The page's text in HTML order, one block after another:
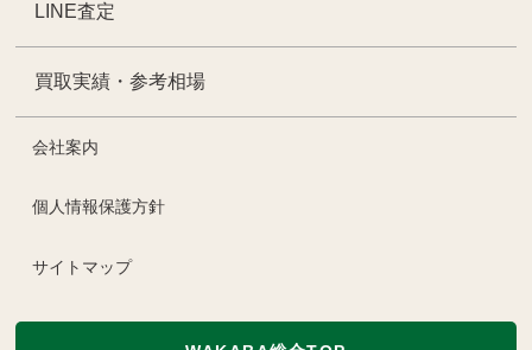
LINE査定
買取実績・参考相場
会社案内
個人情報保護方針
サイトマップ